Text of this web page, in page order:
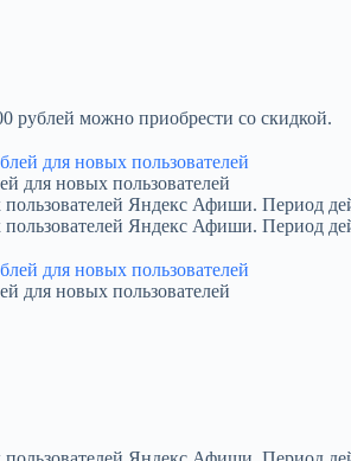
рублей можно приобрести со скидкой.
для новых пользователей
Яндекс Афиши. Период
Яндекс Афиши. Период
для новых пользователей